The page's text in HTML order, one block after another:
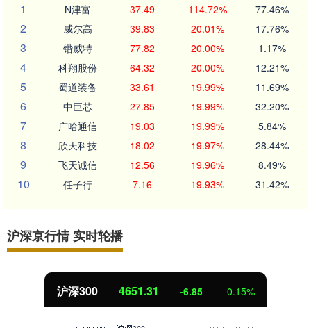
1
N津富 37.49 114.72% 77.46%
2 威尔高 39.83 20.01% 17.76%
3 锴威特 77.82 20.00% 1.17%
4 科翔股份 64.32 20.00% 12.21%
5 蜀道装备 33.61 19.99% 11.69%
6 中巨芯 27.85 19.99% 32.20%
7 广哈通信 19.03 19.99% 5.84%
8 欣天科技 18.02 19.97% 28.44%
9 飞天诚信 12.56 19.96% 8.49%
10 任子行 7.16 19.93% 31.42%
沪深京行情 实时轮播
-0.15% 北证50